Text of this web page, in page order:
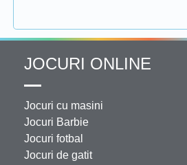
JOCURI ONLINE
Jocuri cu masini
Jocuri Barbie
Jocuri fotbal
Jocuri de gatit